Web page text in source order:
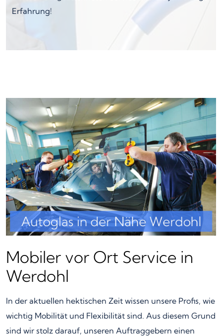
Erfahrung!
Mobiler vor Ort Service in
Werdohl
In der aktuellen hektischen Zeit wissen unsere Profis, wie
wichtig Mobilität und Flexibilität sind. Aus diesem Grund
sind wir stolz darauf, unseren Auftraggebern einen